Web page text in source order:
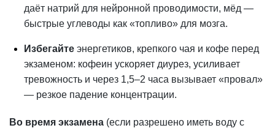
даёт натрий для нейронной проводимости, мёд —
быстрые углеводы как «топливо» для мозга.
Избегайте энергетиков, крепкого чая и кофе перед
экзаменом: кофеин ускоряет диурез, усиливает
тревожность и через 1,5–2 часа вызывает «провал»
— резкое падение концентрации.
Во время экзамена (если разрешено иметь воду с